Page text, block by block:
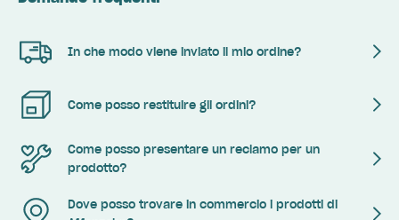
In che modo viene inviato il mio ordine?
Come posso restituire gli ordini?
Come posso presentare un reclamo per un
prodotto?
Dove posso trovare in commercio i prodotti di